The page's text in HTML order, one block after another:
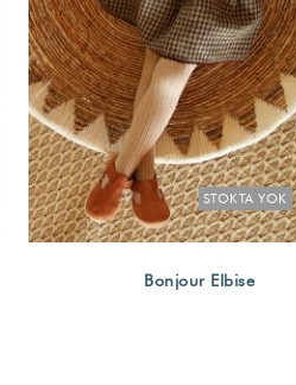
STOKTA YOK
Bonjour Elbise